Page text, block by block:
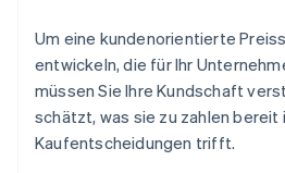
Um eine kundenorientierte
entwickeln, die für Ihr
müssen Sie Ihre Kundschaft
schätzt, was sie zu zahlen bereit
Kaufentscheidungen trifft.